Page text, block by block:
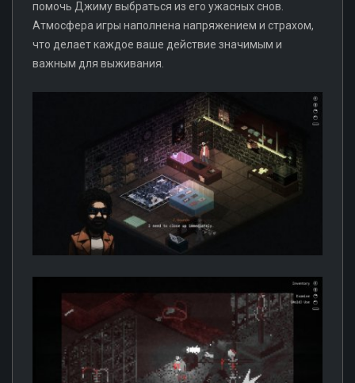
помочь Джиму выбраться из его ужасных снов.
Атмосфера игры наполнена напряжением и страхом,
что делает каждое ваше действие значимым и
важным для выживания.